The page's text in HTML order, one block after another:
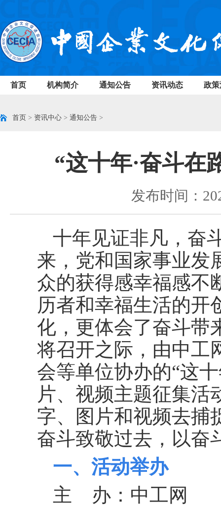
首页 机构简介 通知公告 资讯动态 政
首页 > 资讯中心 > 通知公告 >
“这十年·奋斗在
发布时间：
十年见证非凡，奋
来，党和国家事业发
众的获得感幸福感不
历者和幸福生活的开
化，更体会了奋斗带
将召开之际，由中工
会等单位协办的“这
片、视频主题征集活
字、图片和视频去捕
奋斗致敬过去，以奋
一、活动举办
主 办：中工网